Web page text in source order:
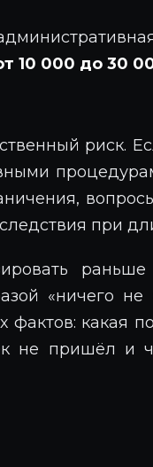
10 000 до 30
риск.
при
«ничего не
фактов: какая
не пришёл и